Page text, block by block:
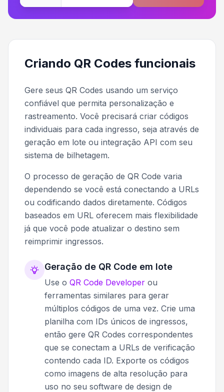
Criando QR Codes funcionais
Gere seus QR Codes usando um serviço
confiável que permita personalização e
rastreamento. Você precisará criar códigos
individuais para cada ingresso, seja através de
geração em lote ou integração API com seu
sistema de bilhetagem.
O processo de geração de QR Code varia
dependendo se você está conectando a URLs
ou codificando dados diretamente. Códigos
baseados em URL oferecem mais flexibilidade
já que você pode atualizar o destino sem
reimprimir ingressos.
Geração de QR Code em lote
Use o QR Code Developer ou
ferramentas similares para gerar
múltiplos códigos de uma vez. Crie uma
planilha com IDs únicos de ingressos,
então gere QR Codes correspondentes
que se conectam a URLs de verificação
contendo cada ID. Exporte os códigos
como imagens de alta resolução para
uso no seu software de design de